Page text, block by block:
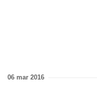
06 mar 2016